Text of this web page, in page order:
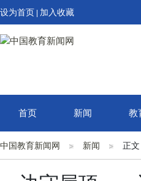
设为首页 加入收藏
首页 新闻 教
中国教育新闻网 新闻 正文